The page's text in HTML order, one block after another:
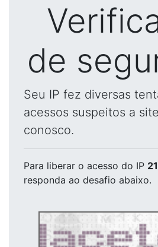
de
Seu IP fez diversas
acessos suspeitos a
conosco.
Para liberar o acesso do IP
responda ao desafio abaixo.